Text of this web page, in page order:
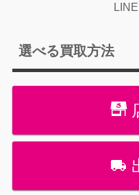
選べる買取方法